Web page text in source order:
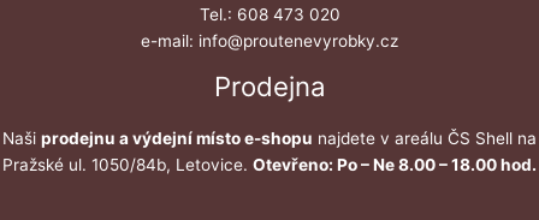
Tel.: 608 473 020
e-mail: info@proutenevyrobky.cz
Prodejna
Naši prodejnu a výdejní místo e-shopu najdete v areálu ČS Shell na
Pražské ul. 1050/84b, Letovice. Otevřeno: Po – Ne 8.00 – 18.00 hod.